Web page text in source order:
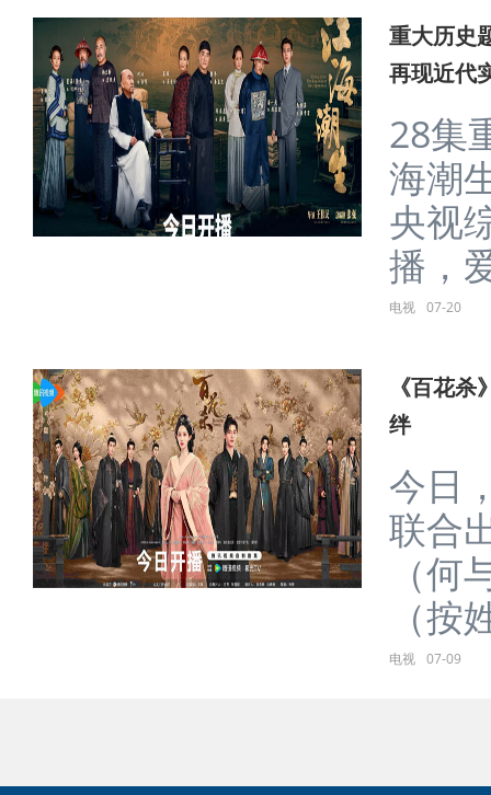
重大历史
再现近代
28集
海潮
央视
播，
电视 07-20
《百花
绊
今日
联合
（
（
电视 07-09